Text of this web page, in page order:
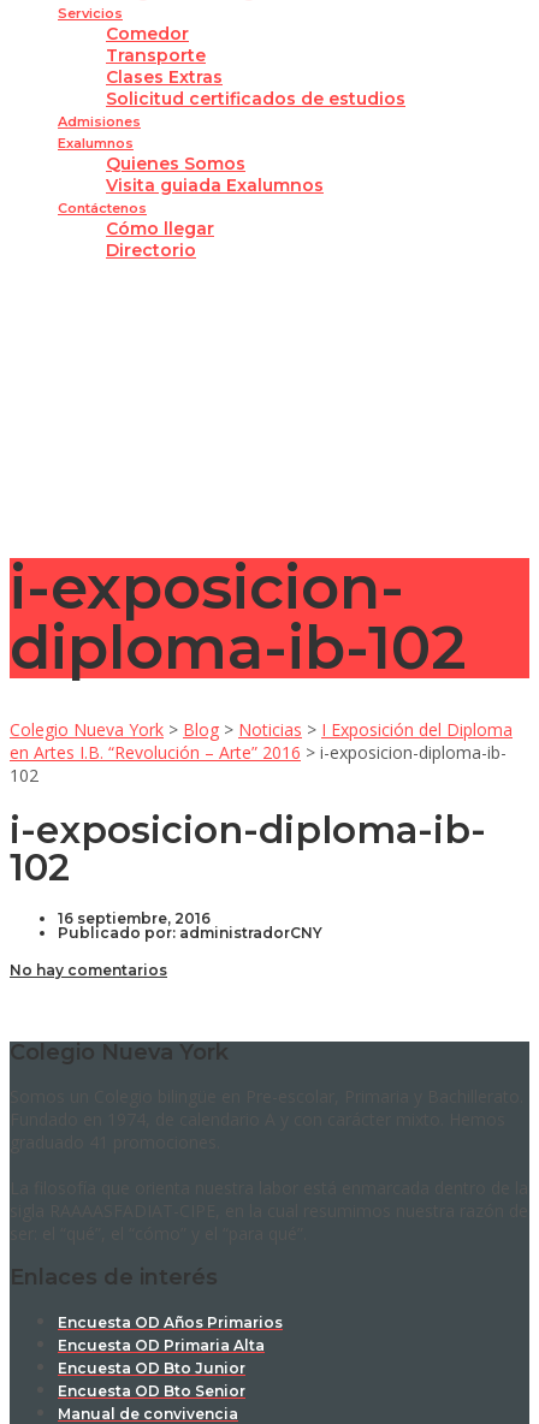
Servicios
Comedor
Transporte
Clases Extras
Solicitud certificados de estudios
Admisiones
Exalumnos
Quienes Somos
Visita guiada Exalumnos
Contáctenos
Cómo llegar
Directorio
i-exposicion-
diploma-ib-102
Colegio Nueva York > Blog > Noticias > I Exposición del Diploma
en Artes I.B. “Revolución – Arte” 2016 > i-exposicion-diploma-ib-
102
i-exposicion-diploma-ib-
102
16 septiembre, 2016
Publicado por: administradorCNY
No hay comentarios
Colegio Nueva York
Enlaces de interés
Encuesta OD Años Primarios
Encuesta OD Primaria Alta
Encuesta OD Bto Junior
Encuesta OD Bto Senior
Manual de convivencia